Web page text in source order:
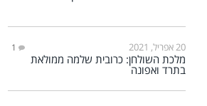
20 אפריל, 2021 1
מלכת השולחן: כרובית שלמה ממולאת
בתרד ואפונה